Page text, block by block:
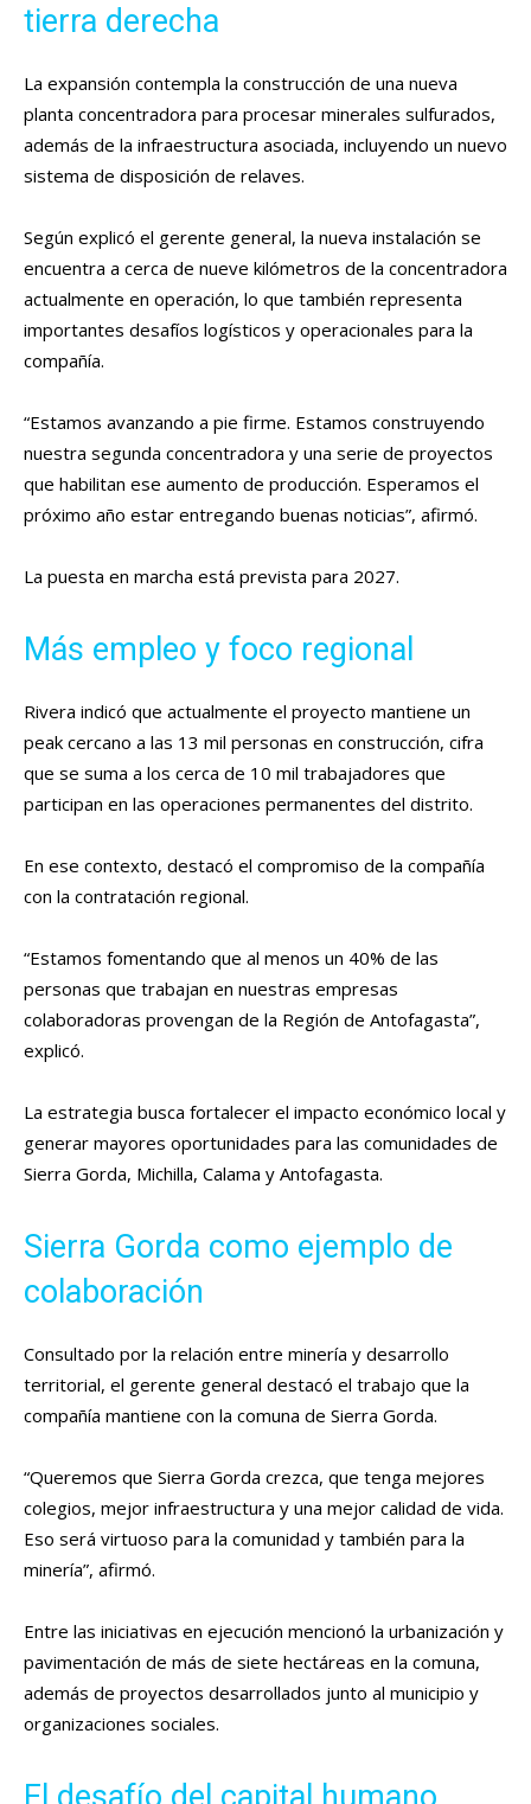
tierra derecha
La expansión contempla la construcción de una nueva
planta concentradora para procesar minerales sulfurados,
además de la infraestructura asociada, incluyendo un nuevo
sistema de disposición de relaves.
Según explicó el gerente general, la nueva instalación se
encuentra a cerca de nueve kilómetros de la concentradora
actualmente en operación, lo que también representa
importantes desafíos logísticos y operacionales para la
compañía.
“Estamos avanzando a pie firme. Estamos construyendo
nuestra segunda concentradora y una serie de proyectos
que habilitan ese aumento de producción. Esperamos el
próximo año estar entregando buenas noticias”, afirmó.
La puesta en marcha está prevista para 2027.
Más empleo y foco regional
Rivera indicó que actualmente el proyecto mantiene un
peak cercano a las 13 mil personas en construcción, cifra
que se suma a los cerca de 10 mil trabajadores que
participan en las operaciones permanentes del distrito.
En ese contexto, destacó el compromiso de la compañía
con la contratación regional.
“Estamos fomentando que al menos un 40% de las
personas que trabajan en nuestras empresas
colaboradoras provengan de la Región de Antofagasta”,
explicó.
La estrategia busca fortalecer el impacto económico local y
generar mayores oportunidades para las comunidades de
Sierra Gorda, Michilla, Calama y Antofagasta.
Sierra Gorda como ejemplo de
colaboración
Consultado por la relación entre minería y desarrollo
territorial, el gerente general destacó el trabajo que la
compañía mantiene con la comuna de Sierra Gorda.
“Queremos que Sierra Gorda crezca, que tenga mejores
colegios, mejor infraestructura y una mejor calidad de vida.
Eso será virtuoso para la comunidad y también para la
minería”, afirmó.
Entre las iniciativas en ejecución mencionó la urbanización y
pavimentación de más de siete hectáreas en la comuna,
además de proyectos desarrollados junto al municipio y
organizaciones sociales.